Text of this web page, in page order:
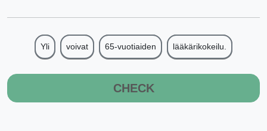
Yli voivat 65-vuotiaiden lääkärikokeilu.
CHECK